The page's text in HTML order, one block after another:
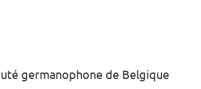
germanophone de Belgique